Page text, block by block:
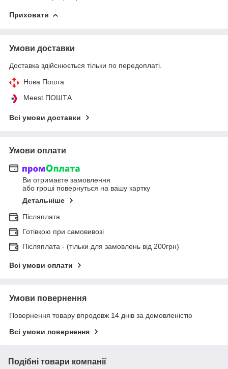
Приховати
Умови доставки
Доставка здійснюється тільки по передоплаті.
Нова Пошта
Meest ПОШТА
Всі умови доставки
Умови оплати
Ви отримаєте замовлення
або гроші повернуться на вашу картку
Детальніше
Післяплата
Готівкою при самовивозі
Післяплата - (тільки для замовлень від 200грн)
Всі умови оплати
Умови повернення
Повернення товару впродовж 14 днів за домовленістю
Всі умови повернення
Подібні товари компанії